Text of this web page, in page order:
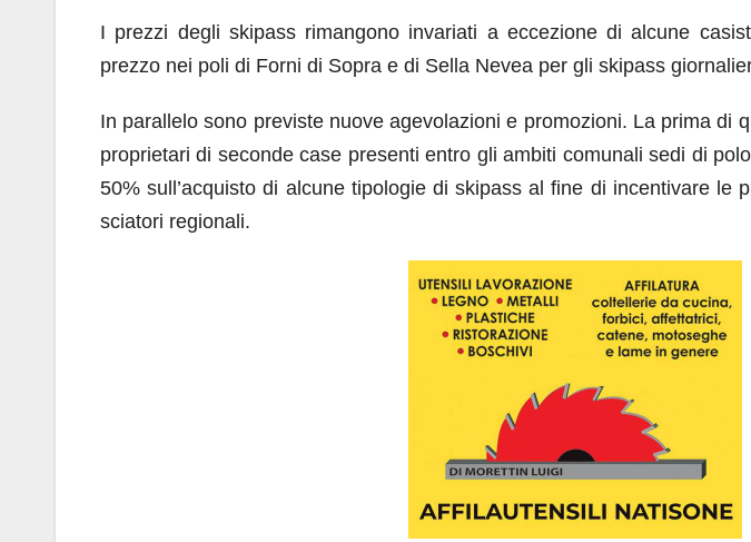
k
I prezzi degli skipass rimangono invariati a eccezione di alcune
prezzo nei poli di Forni di Sopra e di Sella Nevea per gli skipass
In parallelo sono previste nuove agevolazioni e promozioni. La prima di
proprietari di seconde case presenti entro gli ambiti comunali sedi di
50% sull’acquisto di alcune tipologie di skipass al fine di incentivare le
sciatori regionali.